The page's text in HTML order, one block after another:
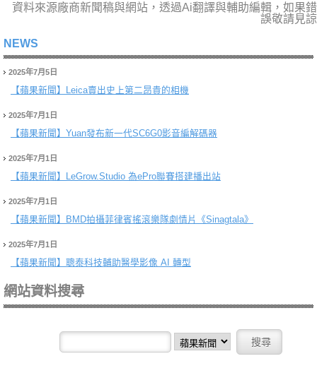
資料來源廠商新聞稿與網站，透過Ai翻譯與輔助編輯，如果錯
誤敬請見諒
NEWS
2025年7月5日
【蘋果新聞】 Leica賣出史上第二昂貴的相機
2025年7月1日
【蘋果新聞】 Yuan發布新一代SC6G0影音編解碼器
2025年7月1日
【蘋果新聞】 LeGrow.Studio 為ePro聯賽搭建播出站
2025年7月1日
【蘋果新聞】 BMD拍攝菲律賓搖滾樂隊劇情片《Sinagtala》
2025年7月1日
【蘋果新聞】 聰泰科技輔助醫學影像 AI 轉型
網站資料搜尋